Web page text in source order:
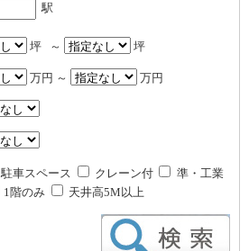
駅
坪 ～ 坪
万円 ～ 万円
駐車スペース クレーン付
準・工業
1階のみ 天井高5M以上